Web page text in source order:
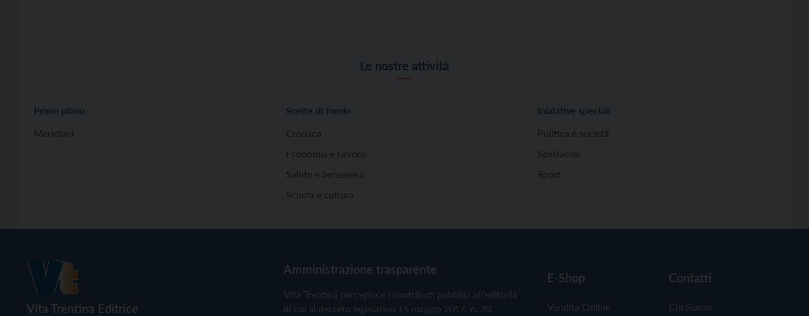
Le nostre attività
Primo piano
Meridiani
Scelte di fondo
Cronaca
Economia e Lavoro
Salute e benessere
Scuola e cultura
Iniziative speciali
Politica e società
Spettacoli
Sport
Vita Trentina Editrice
Amministrazione trasparente
Vita Trentina percepisce i contributi pubblici all'editoria
di cui al decreto legislativo 15 maggio 2017, n. 70.
E-Shop
Vendita Online
Contatti
Chi Siamo